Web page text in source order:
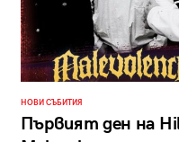
НОВИ СЪБИТИЯ
Първият ден на